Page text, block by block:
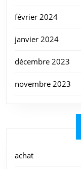
février 2024
janvier 2024
décembre 2023
novembre 2023
achat